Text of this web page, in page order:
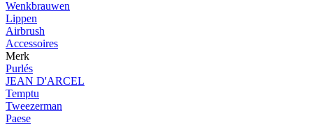
Wenkbrauwen
Lippen
Airbrush
Accessoires
Merk
Purlés
JEAN D'ARCEL
Temptu
Tweezerman
Paese